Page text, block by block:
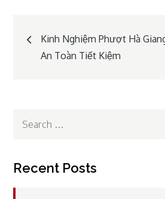
Post
navigation
Kinh Nghiệm Phượt Hà
An Toàn Tiết Kiệm
Search
Recent Posts